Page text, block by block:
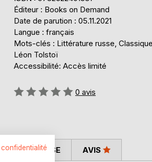
Éditeur : Books on Demand
Date de parution : 05.11.2021
Langue : français
Mots-clés : Littérature russe,
Léon Tolstoï
Accessibilité: Accès limité
Évaluation:
0 avis
PRESSE AVIS